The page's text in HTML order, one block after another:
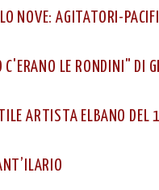
NOVE: AGITATORI-
C'ERANO LE RONDINI" DI
ARTISTA ELBANO DEL